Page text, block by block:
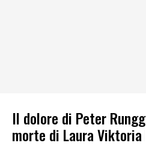
Il dolore di Peter
morte di Laura